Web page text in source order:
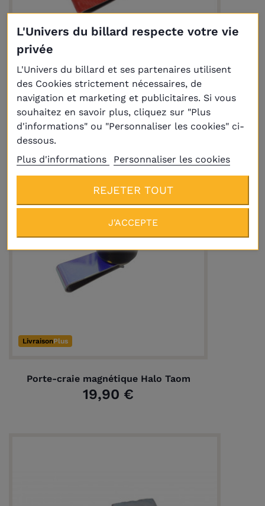
Porte-craie magnétique carbone rouge
Master/Triangle/Standard
19,90 €
LivraisonPlus
Porte-craie magnétique Halo Taom
19,90 €
L'Univers du billard respecte votre vie
privée
L'Univers du billard et ses partenaires utilisent
des Cookies strictement nécessaires, de
navigation et marketing et publicitaires. Si vous
souhaitez en savoir plus, cliquez sur "Plus
d'informations" ou "Personnaliser les cookies" ci-
dessous.
Plus d'informations
Personnaliser les cookies
REJETER TOUT
J'ACCEPTE